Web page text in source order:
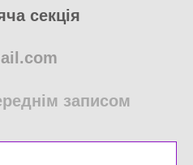
секція
записом